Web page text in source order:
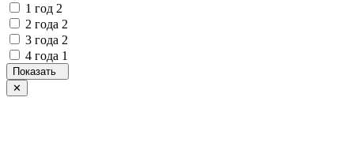
1 год 2
2 года 2
3 года 2
4 года 1